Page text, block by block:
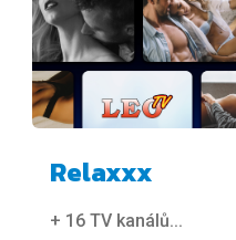
Relaxxx
+ 16 TV kanálů...